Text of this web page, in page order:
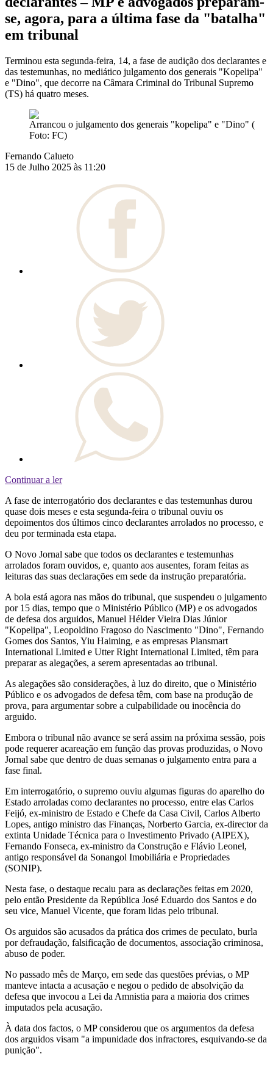
se, agora, para a última fase da "batalha"
em tribunal
Terminou esta segunda-feira, 14, a fase de audição dos declarantes e
das testemunhas, no mediático julgamento dos generais "Kopelipa"
e "Dino", que decorre na Câmara Criminal do Tribunal Supremo
(TS) há quatro meses.
Arrancou o julgamento dos generais "kopelipa" e "Dino" (
Foto: FC)
Fernando Calueto
15 de Julho 2025 às 11:20
Continuar a ler
A fase de interrogatório dos declarantes e das testemunhas durou
quase dois meses e esta segunda-feira o tribunal ouviu os
depoimentos dos últimos cinco declarantes arrolados no processo, e
deu por terminada esta etapa.
O Novo Jornal sabe que todos os declarantes e testemunhas
arrolados foram ouvidos, e, quanto aos ausentes, foram feitas as
leituras das suas declarações em sede da instrução preparatória.
A bola está agora nas mãos do tribunal, que suspendeu o julgamento
por 15 dias, tempo que o Ministério Público (MP) e os advogados
de defesa dos arguidos, Manuel Hélder Vieira Dias Júnior
"Kopelipa", Leopoldino Fragoso do Nascimento "Dino", Fernando
Gomes dos Santos, Yiu Haiming, e as empresas Plansmart
International Limited e Utter Right International Limited, têm para
preparar as alegações, a serem apresentadas ao tribunal.
As alegações são considerações, à luz do direito, que o Ministério
Público e os advogados de defesa têm, com base na produção de
prova, para argumentar sobre a culpabilidade ou inocência do
arguido.
Embora o tribunal não avance se será assim na próxima sessão, pois
pode requerer acareação em função das provas produzidas, o Novo
Jornal sabe que dentro de duas semanas o julgamento entra para a
fase final.
Em interrogatório, o supremo ouviu algumas figuras do aparelho do
Estado arroladas como declarantes no processo, entre elas Carlos
Feijó, ex-ministro de Estado e Chefe da Casa Civil, Carlos Alberto
Lopes, antigo ministro das Finanças, Norberto Garcia, ex-director da
extinta Unidade Técnica para o Investimento Privado (AIPEX),
Fernando Fonseca, ex-ministro da Construção e Flávio Leonel,
antigo responsável da Sonangol Imobiliária e Propriedades
(SONIP).
Nesta fase, o destaque recaiu para as declarações feitas em 2020,
pelo então Presidente da República José Eduardo dos Santos e do
seu vice, Manuel Vicente, que foram lidas pelo tribunal.
Os arguidos são acusados da prática dos crimes de peculato, burla
por defraudação, falsificação de documentos, associação criminosa,
abuso de poder.
No passado mês de Março, em sede das questões prévias, o MP
manteve intacta a acusação e negou o pedido de absolvição da
defesa que invocou a Lei da Amnistia para a maioria dos crimes
imputados pela acusação.
À data dos factos, o MP considerou que os argumentos da defesa
dos arguidos visam "a impunidade dos infractores, esquivando-se da
punição".